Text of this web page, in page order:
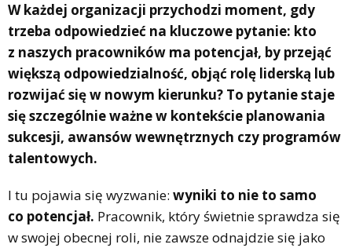
W każdej organizacji przychodzi moment, gdy
trzeba odpowiedzieć na kluczowe pytanie: kto
z naszych pracowników ma potencjał, by przejąć
większą odpowiedzialność, objąć rolę liderską lub
rozwijać się w nowym kierunku? To pytanie staje
się szczególnie ważne w kontekście planowania
sukcesji, awansów wewnętrznych czy programów
talentowych.
I tu pojawia się wyzwanie: wyniki to nie to samo
co potencjał. Pracownik, który świetnie sprawdza się
w swojej obecnej roli, nie zawsze odnajdzie się jako